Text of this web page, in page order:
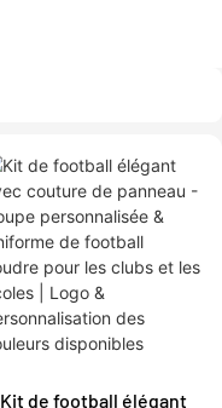
Kit de football élégant